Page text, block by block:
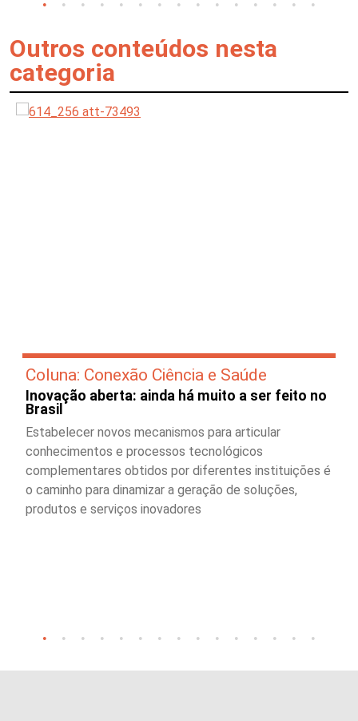
Outros conteúdos nesta
categoria
Coluna: Conexão Ciência e Saúde
Inovação aberta: ainda há muito a ser feito no
Brasil
Estabelecer novos mecanismos para articular
conhecimentos e processos tecnológicos
complementares obtidos por diferentes instituições é
o caminho para dinamizar a geração de soluções,
produtos e serviços inovadores